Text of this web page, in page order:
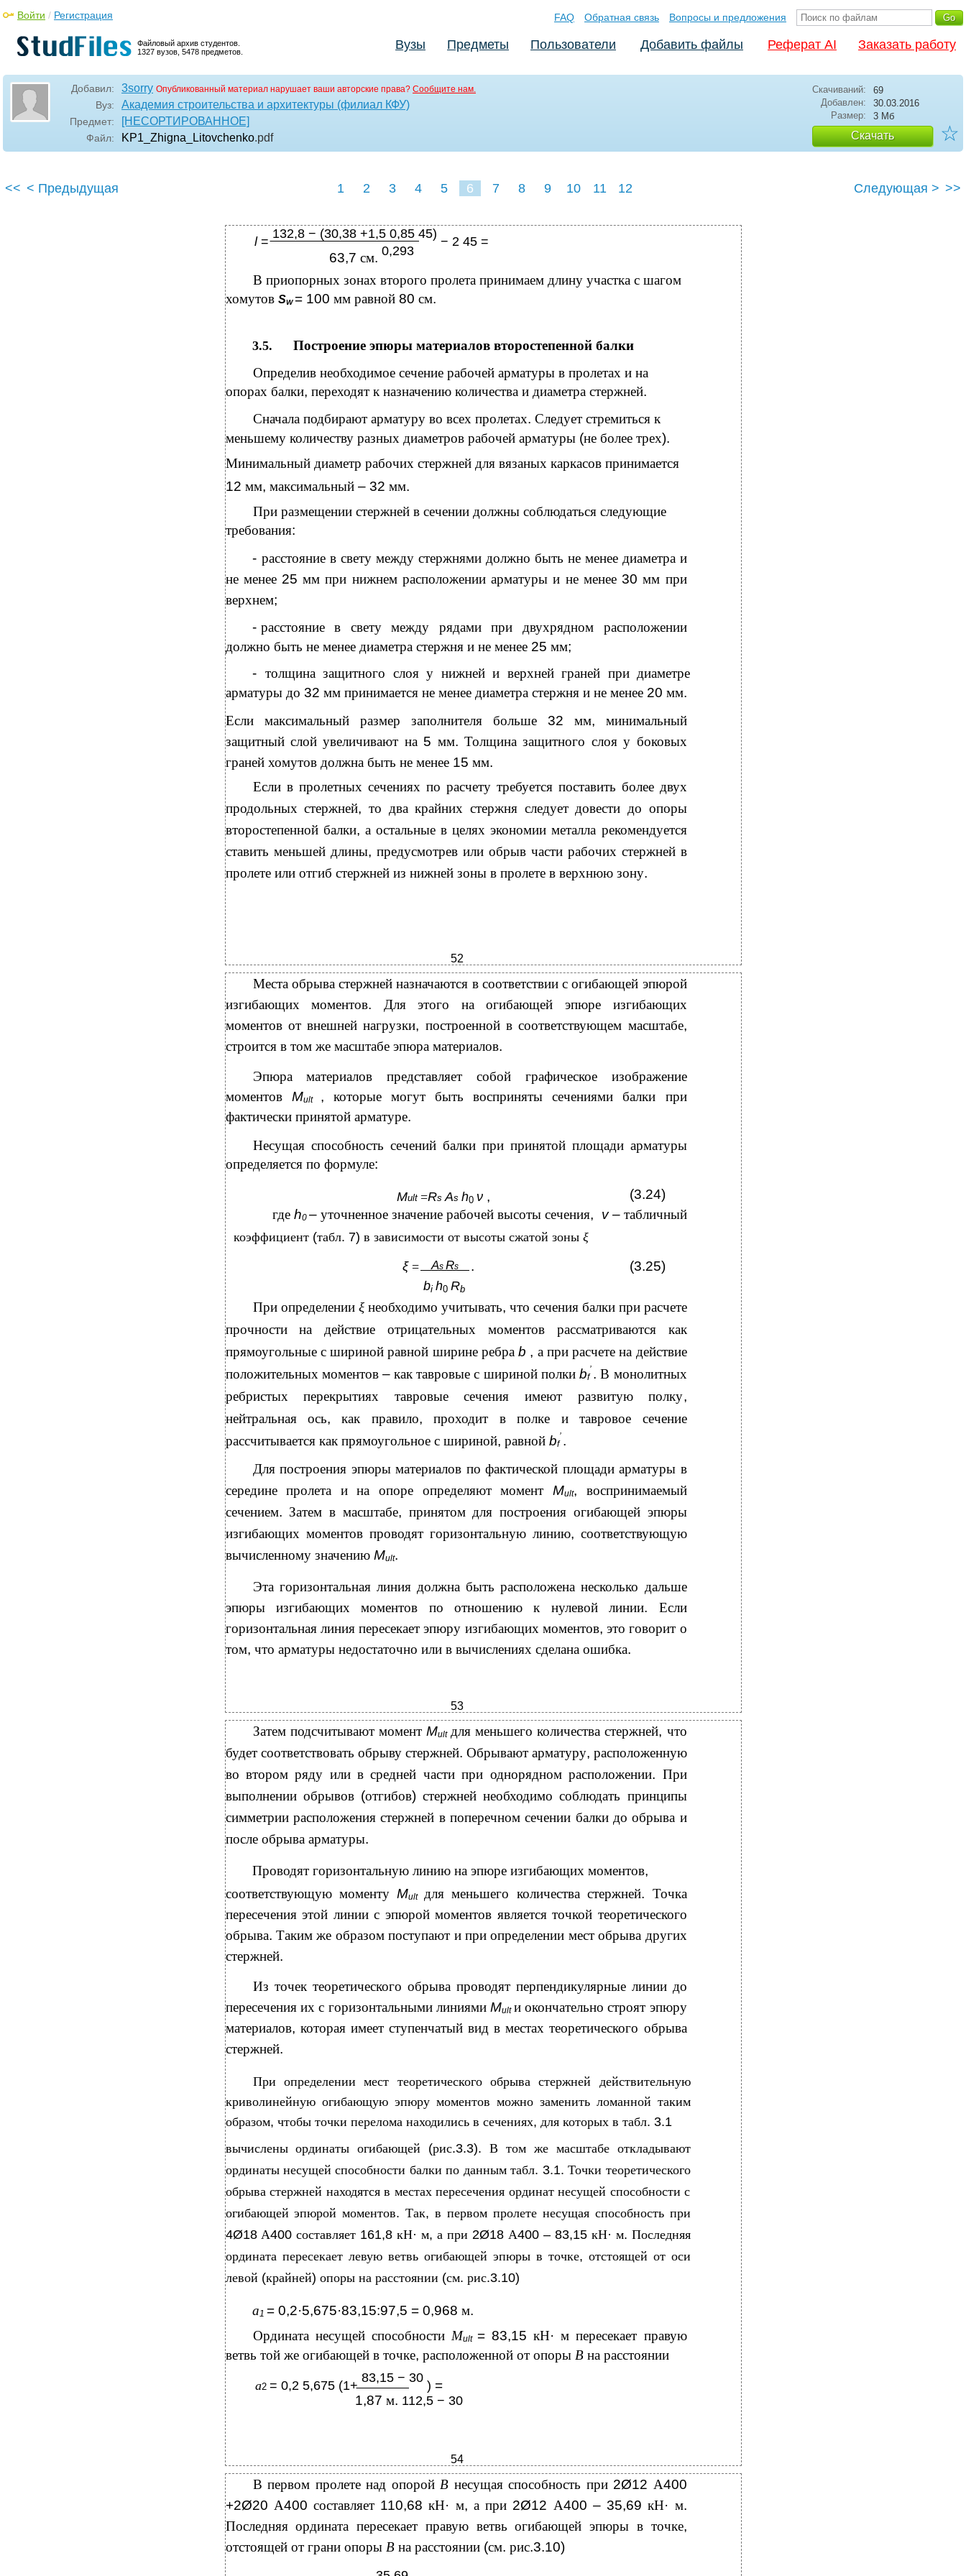
Файловый архив студентов.
1327 вузов, 5478 предметов.
Войти / Регистрация FAQ Обратная связь Вопросы и предложения
Вузы Предметы Пользователи Добавить файлы Реферат AI Заказать работу
Добавил: 3sorry Опубликованный материал нарушает ваши авторские права? Сообщите нам.
Вуз: Академия строительства и архитектуры (филиал КФУ)
Предмет: [НЕСОРТИРОВАННОЕ]
Файл: KP1_Zhigna_Litovchenko.pdf
Скачиваний:
69
Добавлен:
30.03.2016
Размер:
3 Мб
Скачать ☆
<< < Предыдущая 1 2 3 4 5 6 7 8 9 10 11 12 Следующая > >>
l =
132,8 − (30,38 +1,5 0,85 45)
− 2 45 =
63,7 см. 0,293
В приопорных зонах второго пролета принимаем длину участка с шагом
хомутов SW = 100 мм равной 80 см.
3.5.
Построение эпюры материалов второстепенной балки
Определив необходимое сечение рабочей арматуры в пролетах и на
опорах балки, переходят к назначению количества и диаметра стержней.
Сначала подбирают арматуру во всех пролетах. Следует стремиться к
меньшему количеству разных диаметров рабочей арматуры (не более трех).
Минимальный диаметр рабочих стержней для вязаных каркасов принимается
12 мм, максимальный – 32 мм.
При размещении стержней в сечении должны соблюдаться следующие
требования:
- расстояние в свету между стержнями должно быть не менее диаметра и
не менее 25мм при нижнем расположении арматуры и не менее30мм при
верхнем;
- расстояние в свету между рядами при двухрядном расположении
должно быть не менее диаметра стержня и не менее 25 мм;
- толщина защитного слоя у нижней и верхней граней при диаметре
арматуры до 32 мм принимается не менее диаметра стержня и не менее 20 мм.
Если максимальный размер заполнителя больше 32 мм, минимальный
защитный слой увеличивают на 5 мм. Толщина защитного слоя у боковых
граней хомутов должна быть не менее 15 мм.
Если в пролетных сечениях по расчету требуется поставить более двух
продольных стержней, то два крайних стержня следует довести до опоры
второстепенной балки, а остальные в целях экономии металла рекомендуется
ставить меньшей длины, предусмотрев или обрыв части рабочих стержней в
пролете или отгиб стержней из нижней зоны в пролете в верхнюю зону.
52
Места обрыва стержней назначаются в соответствии с огибающей эпюрой
изгибающих моментов.
Для этого на огибающей эпюре изгибающих
моментов от внешней нагрузки, построенной в соответствующем масштабе,
строится в том же масштабе эпюра материалов.
Эпюра материалов представляет собой графическое изображение
моментов Mult , которые могут быть восприняты сечениями балки при
фактически принятой арматуре.
Несущая способность сечений балки при принятой площади арматуры
определяется по формуле:
Mult =RsAs h0 ν ,
(3.24)
где h0 – уточненное значение рабочей высоты сечения, v – табличный
коэффициент (табл. 7) в зависимости от высоты сжатой зоны ξ
ξ = As Rs . (3.25)
bi h0 Rb
При определении ξ необходимо учитывать, что сечения балки при расчете
прочности на действие отрицательных моментов рассматриваются как
прямоугольные с шириной равной ширине ребра b , а при расчете на действие
положительных моментов –как тавровые с шириной полки bf
’ .В монолитных
ребристых перекрытиях тавровые сечения имеют развитую полку,
нейтральная ось,как правило,проходит в полке и тавровое сечение
рассчитывается как прямоугольное с шириной, равной bf
’ .
Для построения эпюры материалов по фактической площади арматуры в
середине пролета и на опоре определяют момент Mult, воспринимаемый
сечением. Затем в масштабе, принятом для построения огибающей эпюры
изгибающих моментов проводят горизонтальную линию, соответствующую
вычисленному значению Mult.
Эта горизонтальная линия должна быть расположена несколько дальше
эпюры изгибающих моментов по отношению к нулевой линии. Если
горизонтальная линия пересекает эпюру изгибающих моментов, это говорит о
том, что арматуры недостаточно или в вычислениях сделана ошибка.
53
Затем подсчитывают моментMult для меньшего количества стержней, что
будет соответствовать обрыву стержней. Обрывают арматуру, расположенную
во втором ряду или в средней части при однорядном расположении. При
выполнении обрывов (отгибов)стержней необходимо соблюдать принципы
симметрии расположения стержней в поперечном сечении балки до обрыва и
после обрыва арматуры.
Проводят горизонтальную линию на эпюре изгибающих моментов,
соответствующую моментуMult для меньшего количества стержней. Точка
пересечения этой линии с эпюрой моментов является точкой теоретического
обрыва. Таким же образом поступают и при определении мест обрыва других
стержней.
Из точек теоретического обрыва проводят перпендикулярные линии до
пересечения их с горизонтальными линиямиMult и окончательно строят эпюру
материалов, которая имеет ступенчатый вид в местах теоретического обрыва
стержней.
При определении мест теоретического обрыва стержней действительную
криволинейную огибающую эпюру моментов можно заменить ломанной таким
образом, чтобы точки перелома находились в сечениях, для которых в табл. 3.1
вычислены ординаты огибающей (рис.3.3). В том же масштабе откладывают
ординаты несущей способности балки по данным табл. 3.1.Точки теоретического
обрыва стержней находятся в местах пересечения ординат несущей способности с
огибающей эпюрой моментов.Так,в первом пролете несущая способность при
4Ø18А400составляет 161,8кН·м,а при 2Ø18 А400 – 83,15 кН· м. Последняя
ордината пересекает левую ветвь огибающей эпюры в точке, отстоящей от оси
левой (крайней) опоры на расстоянии (см. рис.3.10)
а1 = 0,2·5,675·83,15:97,5 = 0,968 м.
Ордината несущей способности Мult = 83,15кН·м пересекает правую
ветвь той же огибающей в точке, расположенной от опоры В на расстоянии
а2 = 0,2 5,675 (1+
83,15 − 30
) =
1,87 м. 112,5 − 30
54
В первом пролете над опорой В несущая способность при 2Ø12 А400
+2Ø20 А400 составляет 110,68кН· м, а при 2Ø12 А400 – 35,69кН· м.
Последняя ордината пересекает правую ветвь огибающей эпюры в точке,
отстоящей от грани опоры В на расстоянии (см. рис.3.10)